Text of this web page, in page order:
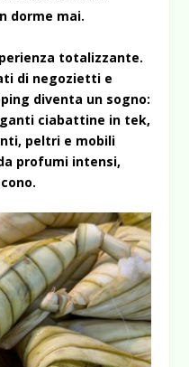
dorme mai.
totalizzante.
di negozietti e
diventa un sogno:
ciabattine in tek,
peltri e mobili
profumi intensi,